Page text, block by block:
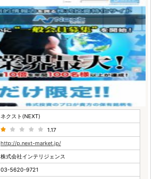
ネクスト(NEXT)
1.17
http://p.next-market.jp/
株式会社インテリジェンス
03-5620-9721